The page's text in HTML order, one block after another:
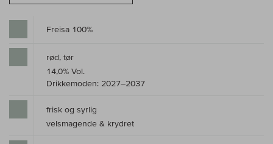
Freisa 100%
rød, tør
14,0% Vol.
Drikkemoden: 2027–2037
frisk og syrlig
velsmagende & krydret